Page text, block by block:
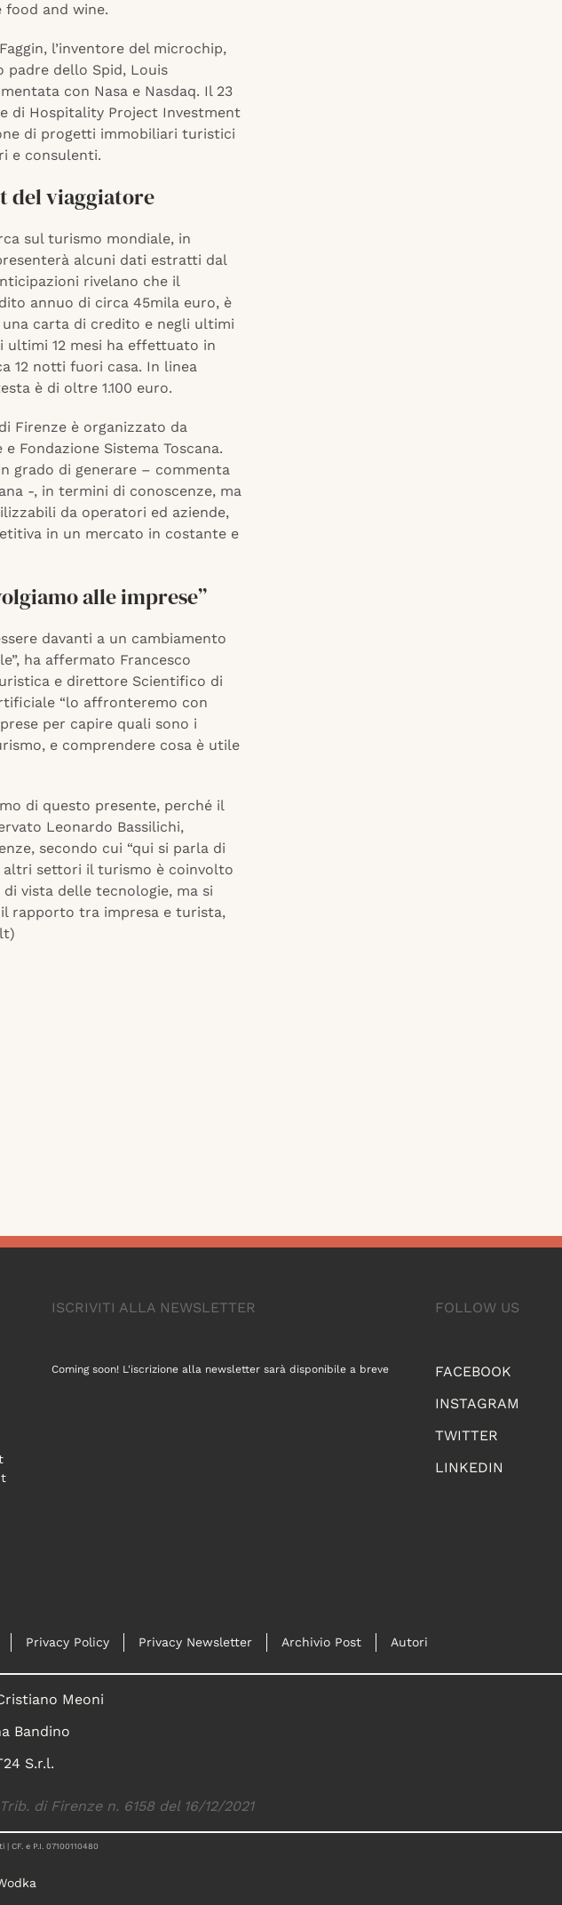
food and wine.
l’inventore del microchip,
dello Spid, Louis
con Nasa e Nasdaq. Il 23
di Hospitality Project Investment
di progetti immobiliari turistici
e consulenti.
del viaggiatore
sul turismo mondiale, in
alcuni dati estratti dal
rivelano che il
annuo di circa 45mila euro, è
carta di credito e negli ultimi
ultimi 12 mesi ha effettuato in
12 notti fuori casa. In linea
è di oltre 1.100 euro.
Firenze è organizzato da
Fondazione Sistema Toscana.
grado di generare – commenta
-, in termini di conoscenze, ma
da operatori ed aziende,
in un mercato in costante e
alle imprese”
davanti a un cambiamento
ha affermato Francesco
e direttore Scientifico di
“lo affronteremo con
per capire quali sono i
e comprendere cosa è utile
di questo presente, perché il
Leonardo Bassilichi,
secondo cui “qui si parla di
altri settori il turismo è coinvolto
vista delle tecnologie, ma si
rapporto tra impresa e turista,
FOLLOW US
FACEBOOK
INSTAGRAM
TWITTER
LINKEDIN
ISCRIVITI ALLA NEWSLETTER
Coming soon! L'iscrizione alla newsletter sarà disponibile a breve
Privacy Policy Privacy Newsletter Archivio Post Autori
Meoni
Bandino
S.r.l.
di Firenze n. 6158 del 16/12/2021
CF. e P.I. 07100110480